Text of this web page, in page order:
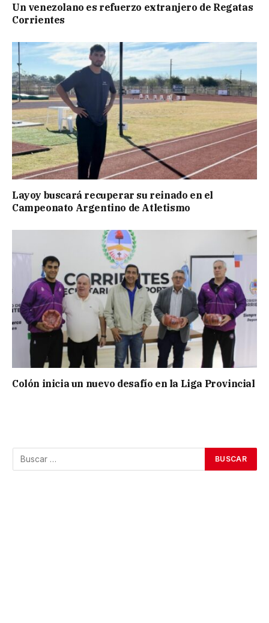
Un venezolano es refuerzo extranjero de Regatas
Corrientes
Layoy buscará recuperar su reinado en el
Campeonato Argentino de Atletismo
Colón inicia un nuevo desafío en la Liga Provincial